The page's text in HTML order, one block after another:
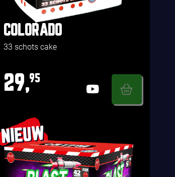
COLORADO
33 schots cake
29,95
NIEUW